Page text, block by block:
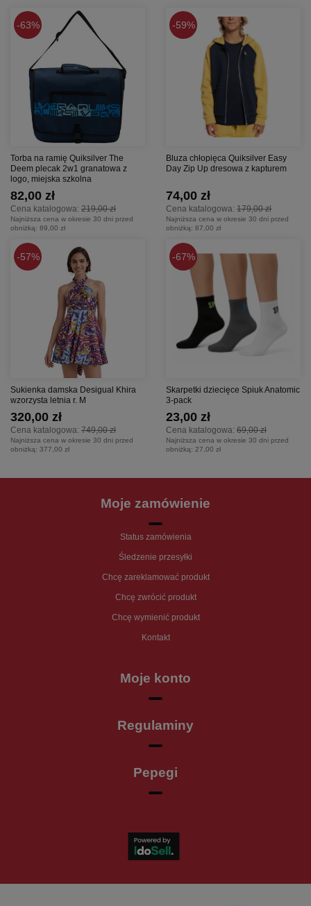
63%
Torba na ramię Quiksilver The
Deem plecak 2w1 granatowa z
logo, miejska szkolna
Cena katalogowa: 219,00 zł
82,00 zł
Najniższa cena w okresie 30 dni przed
obniżką: 89,00 zł
59%
Bluza chłopięca Quiksilver Easy
Day Zip Up dresowa z kapturem
Cena katalogowa: 179,00 zł
74,00 zł
Najniższa cena w okresie 30 dni przed
obniżką: 87,00 zł
57%
Sukienka damska Desigual Khira
wzorzysta letnia r. M
Cena katalogowa: 749,00 zł
320,00 zł
Najniższa cena w okresie 30 dni przed
obniżką: 377,00 zł
67%
Skarpetki dziecięce Spiuk Anatomic
3-pack
Cena katalogowa: 69,00 zł
23,00 zł
Najniższa cena w okresie 30 dni przed
obniżką: 27,00 zł
Moje zamówienie
Status zamówienia
Śledzenie przesyłki
Chcę zareklamować produkt
Chcę zwrócić produkt
Chcę wymienić produkt
Kontakt
Moje konto
Regulaminy
Pepegi